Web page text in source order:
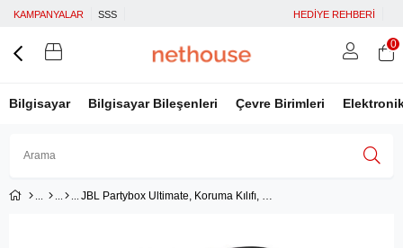
KAMPANYALAR SSS HEDİYE REHBERİ
Bilgisayar Bilgisayar Bileşenleri Çevre Birimleri
Üye Girişi Facebook İle Bağlan
0
JBL Partybox Ultimate, Koruma Kılıfı, Siyah